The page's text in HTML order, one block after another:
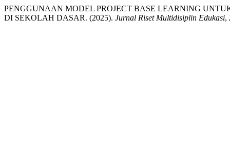
PENGGUNAAN MODEL PROJECT BASE LEARNING
DI SEKOLAH DASAR. (2025). Jurnal Riset Multidisiplin Edukasi,